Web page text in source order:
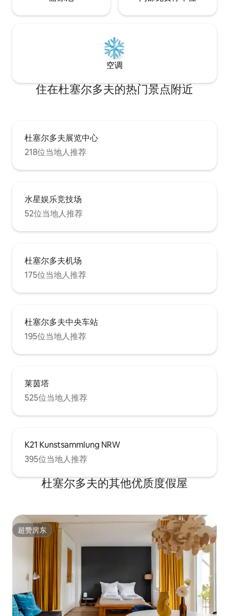
空调
住在杜塞尔多夫的热门景点附近
杜塞尔多夫展览中心
218位当地人推荐
水星娱乐竞技场
52位当地人推荐
杜塞尔多夫机场
175位当地人推荐
杜塞尔多夫中央车站
195位当地人推荐
莱茵塔
525位当地人推荐
K21 Kunstsammlung NRW
395位当地人推荐
杜塞尔多夫的其他优质度假屋
超赞房东
超赞房东